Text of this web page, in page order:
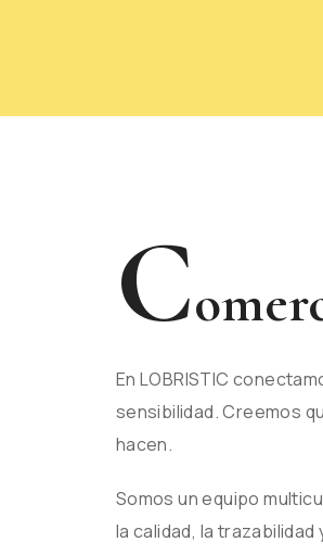
C
En LOBRISTIC
sensibilidad. Creemos
hacen.
Somos un equipo
la calidad, la